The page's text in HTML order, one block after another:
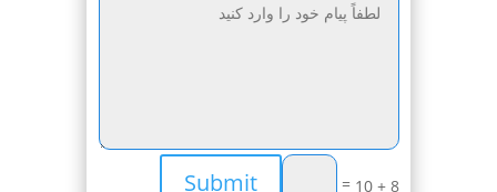
8 + 10
=
Submit